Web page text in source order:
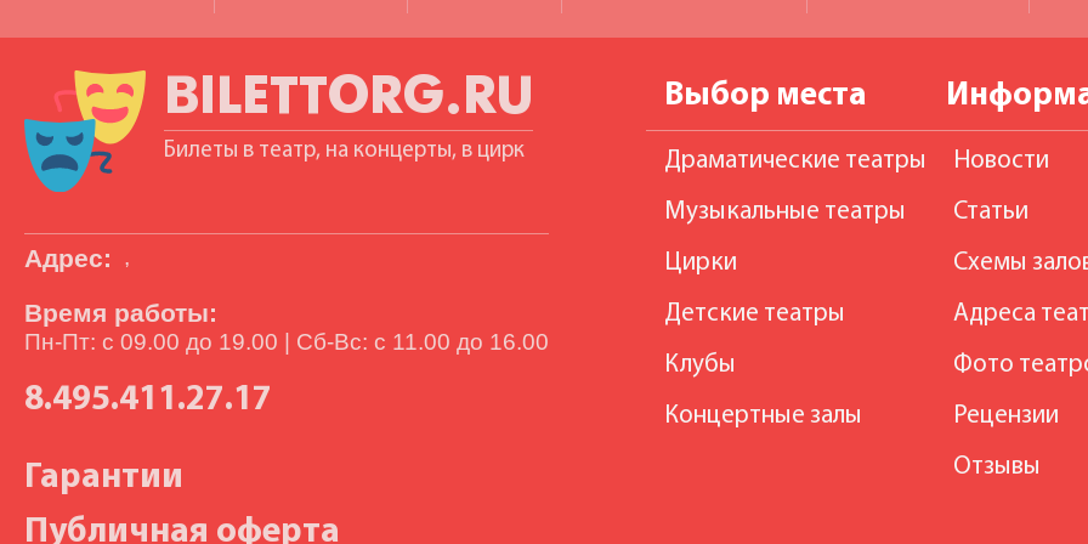
BILETTORG.RU
Билеты в театр, на концерты, в цирк
Адрес: ,
Время работы:
Пн-Пт: с 09.00 до 19.00 | Сб-Вс: с 11.00 до 16.00
8.495.411.27.17
Гарантии
Публичная оферта
Выбор места
Драматические театры
Музыкальные театры
Цирки
Детские театры
Клубы
Концертные залы
Новости
Статьи
Схемы
Адреса
Фото
Рецензии
Отзывы